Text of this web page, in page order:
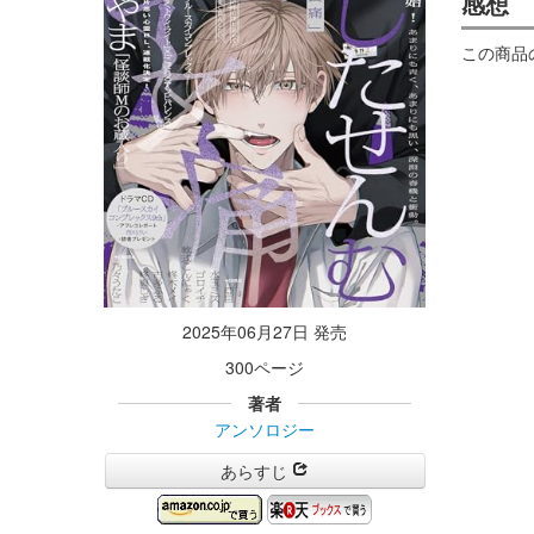
2025年06月27日 発売
300ページ
著者
アンソロジー
あらすじ
この商品